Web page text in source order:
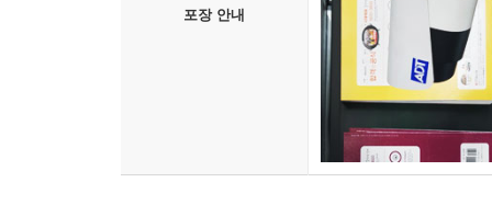
포장 안내